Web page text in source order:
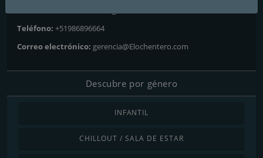
Teléfono: +51986896664
Correo electrónico: gerencia@Elochentero.com
Descubre por género
INFANTIL
CHILLOUT / SALA DE ESTAR